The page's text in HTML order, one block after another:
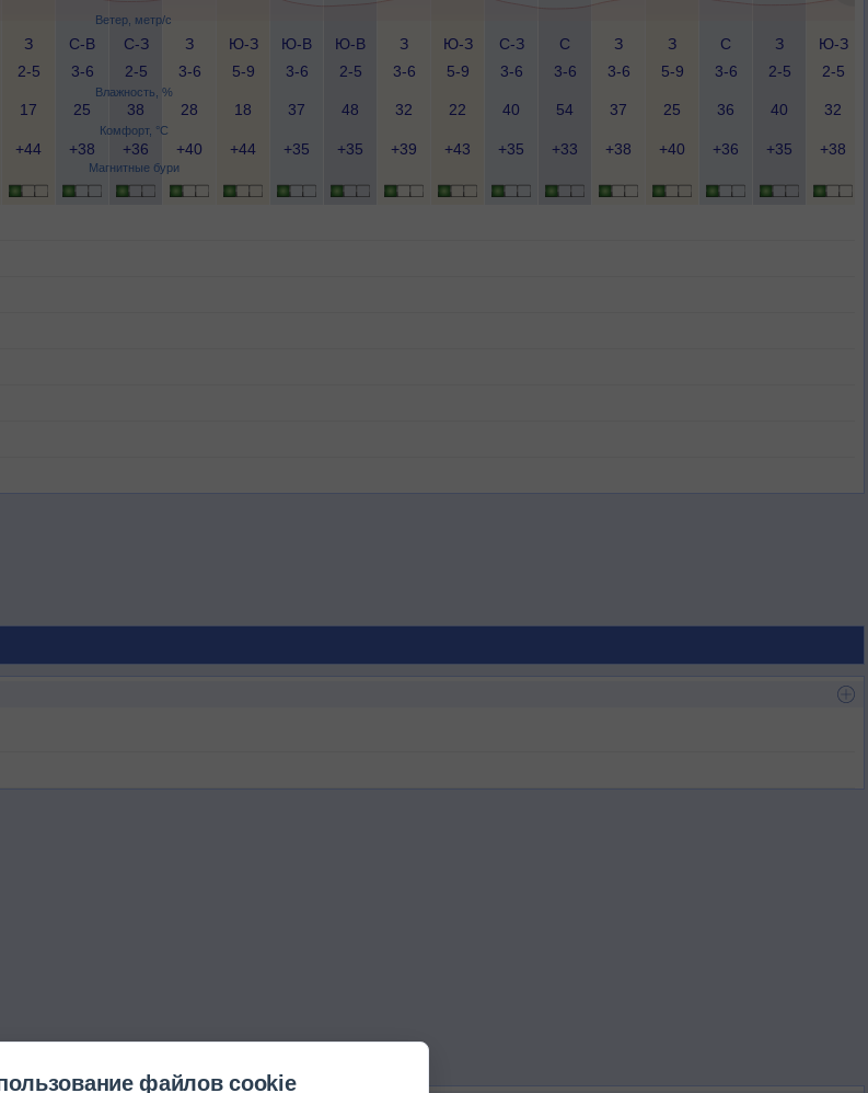
Ветер, метр/с
Влажность, %
Комфорт, °C
Магнитные бури
З
2-5
С-В
3-6
С-З
2-5
З
3-6
Ю-З
5-9
Ю-В
3-6
Ю-В
2-5
З
3-6
Ю-З
5-9
С-З
3-6
С
3-6
З
3-6
З
5-9
С
3-6
З
2-5
Ю-З
2-5
17 25 38 28 18 37 48 32 22 40 54 37 25 36 40 32
+44 +38 +36 +40 +44 +35 +35 +39 +43 +35 +33 +38 +40 +36 +35 +38
файлов cookie